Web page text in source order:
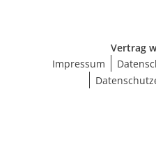
Vertrag
Impressum